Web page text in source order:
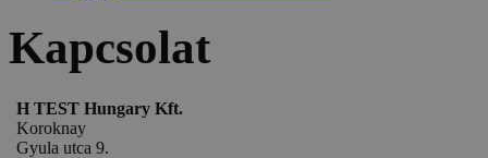
Kapcsolat
H TEST Hungary Kft.
Koroknay
Gyula utca 9.